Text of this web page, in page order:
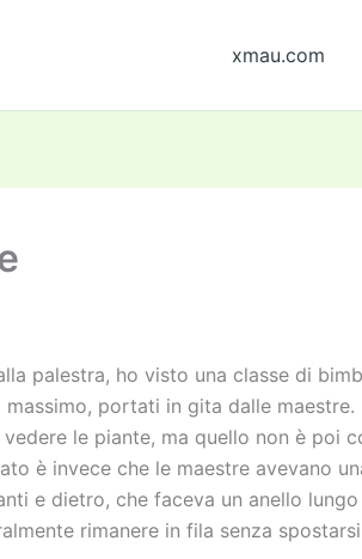
xmau.com
palestra, ho visto una classe di
portati in gita dalle maestre.
le piante, ma quello non è poi
è invece che le maestre avevano
e dietro, che faceva un anello
rimanere in fila senza